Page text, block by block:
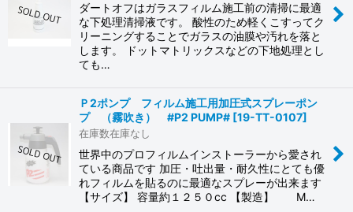
ダートオフはガラスフィルム施工前の清掃に最適
な下処理清掃液です。 酸性のため軽くこすってク
リーニングすることでガラスの油膜や汚れを落と
します。 ドットマトリックスなどの下地処理とし
ても…
Ｐ2ポンプ フィルム施工用加圧式スプレーポン
プ （霧吹き） #P2 PUMP# [19-TT-0107]
在庫数在庫なし
世界中のプロフィルムインストーラーから愛され
ている商品です 加圧・吐出量・耐久性にとても優
れフィルムを貼るのに最適なスプレーが出来ます
【サイズ】 容量約１２５０cc 【製造】 M…